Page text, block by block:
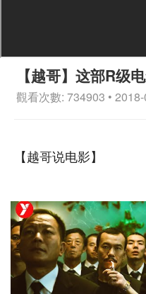
【越哥】这部R级
觀看次數: 734903 •
【越哥说电影】